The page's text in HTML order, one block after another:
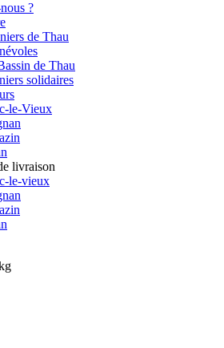
?
de Thau
de Thau
solidaires
le-Vieux
livraison
le-vieux